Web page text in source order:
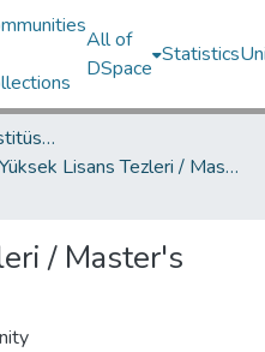
All of
DSpace
Statistics
Lisansüstü Eğitim Enstitüsü / Postgraduate Education Institute
Yüksek Lisans Tezleri / Master's Theses
/ Master's